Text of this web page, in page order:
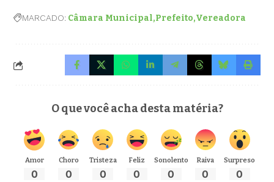
MARCADO: Câmara Municipal Prefeito Vereadora
O que você acha desta matéria?
Amor
0
Choro
0
Tristeza
0
Feliz
0
Sonolento
0
Raiva
0
Surpreso
0